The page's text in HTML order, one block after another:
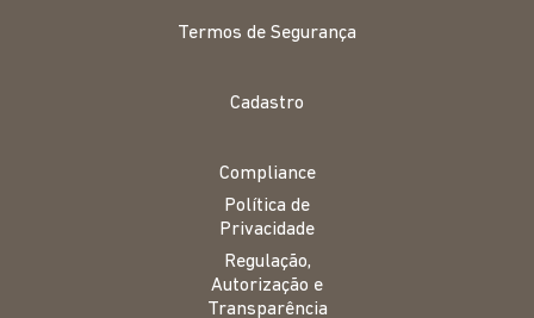
Termos de Segurança
Cadastro
Compliance
Política de
Privacidade
Regulação,
Autorização e
Transparência